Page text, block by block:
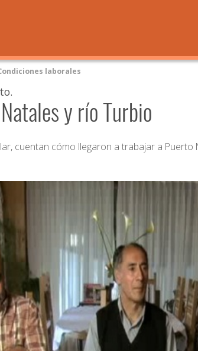
laborales
y río Turbio
cuentan cómo llegaron a trabajar a Puerto